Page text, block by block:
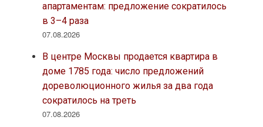
апартаментам: предложение сократилось
в 3–4 раза
07.08.2026
В центре Москвы продается квартира в
доме 1785 года: число предложений
дореволюционного жилья за два года
сократилось на треть
07.08.2026